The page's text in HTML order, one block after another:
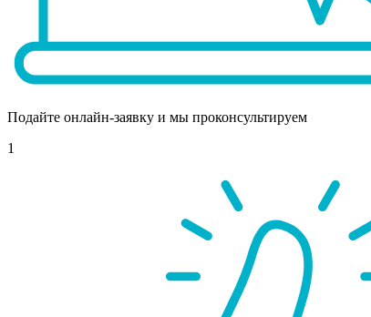
Подайте онлайн-заявку и мы проконсультируем
1